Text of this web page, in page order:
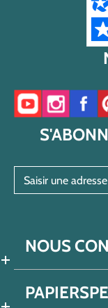
Accéder à notre
Accéder à
NOUS